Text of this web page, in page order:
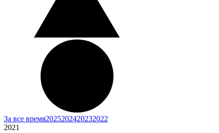
За все время2025202420232022
2021